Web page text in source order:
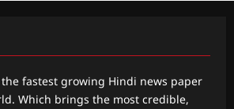
the fastest growing Hindi news paper
Which brings the most credible,